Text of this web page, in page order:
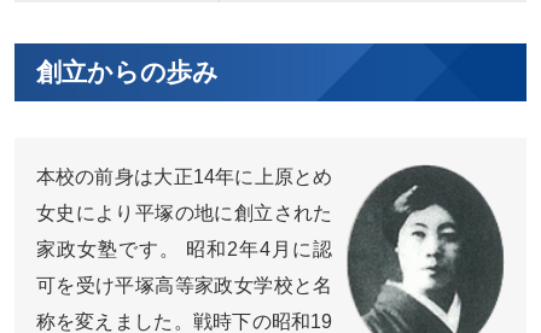
創立からの歩み
本校の前身は大正14年に上原とめ
女史により平塚の地に創立された
家政女塾です。 昭和2年4月に認
可を受け平塚高等家政女学校と名
称を変えました。戦時下の昭和19